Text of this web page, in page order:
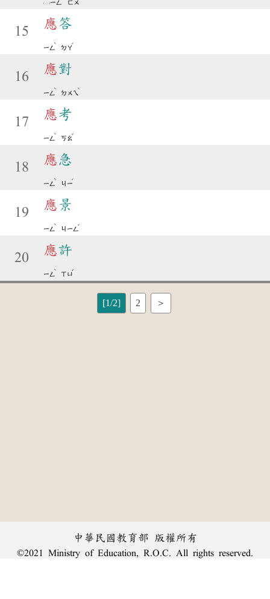
ㄧㄥ ㄈㄨ
15
應答
ㄧㄥ
ˋ
ㄉㄚ
ˊ
16
應對
ㄧㄥ
ˋ
ㄉㄨㄟ
ˋ
17
應考
ㄧㄥ
ˋ
ㄎㄠ
ˇ
18
應 急
ㄧㄥ
ˋ
ㄐㄧ
ˊ
19
應 景
ㄧㄥ
ˋ
ㄐㄧㄥ
ˇ
20
應許
ㄧㄥ
ˋ
ㄒㄩ
ˇ
[1/2] 2 ＞
中華民國教育部 版權所有
©2021 Ministry of Education, R.O.C. All rights reserved.